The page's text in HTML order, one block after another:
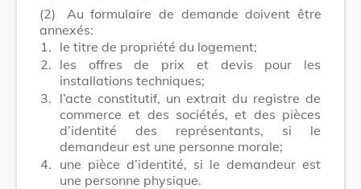
(2)
Au formulaire de demande doivent être
annexés:
1. le titre de propriété du logement;
2. les offres de prix et devis pour les
installations techniques;
3. l’acte constitutif, un extrait du registre de
commerce et des sociétés, et des pièces
d’identité des représentants, si le
demandeur est une personne morale;
4. une pièce d’identité, si le demandeur est
une personne physique.